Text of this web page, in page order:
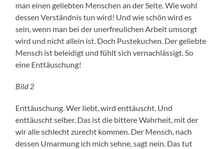
man einen geliebten Menschen an der Seite. Wie wohl
dessen Verständnis tun wird! Und wie schön wird es
sein, wenn man bei der unerfreulichen Arbeit umsorgt
wird und nicht allein ist. Doch Pustekuchen. Der geliebte
Mensch ist beleidigt und fühlt sich vernachlässigt. So
eine Enttäuschung!
Bild 2
Enttäuschung. Wer liebt, wird enttäuscht. Und
enttäuscht selber. Das ist die bittere Wahrheit, mit der
wir alle schlecht zurecht kommen. Der Mensch, nach
dessen Umarmung ich mich sehne, sagt nein. Das tut